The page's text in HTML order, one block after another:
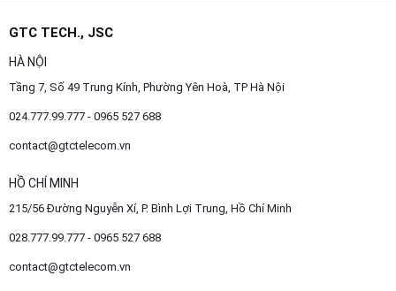
GTC TECH., JSC
HÀ NỘI
Tầng 7, Số 49 Trung Kính, Phường Yên Hoà, TP Hà Nội
024.777.99.777 - 0965 527 688
contact@gtctelecom.vn
HỒ CHÍ MINH
215/56 Đường Nguyễn Xí, P. Bình Lợi Trung, Hồ Chí Minh
028.777.99.777 - 0965 527 688
contact@gtctelecom.vn